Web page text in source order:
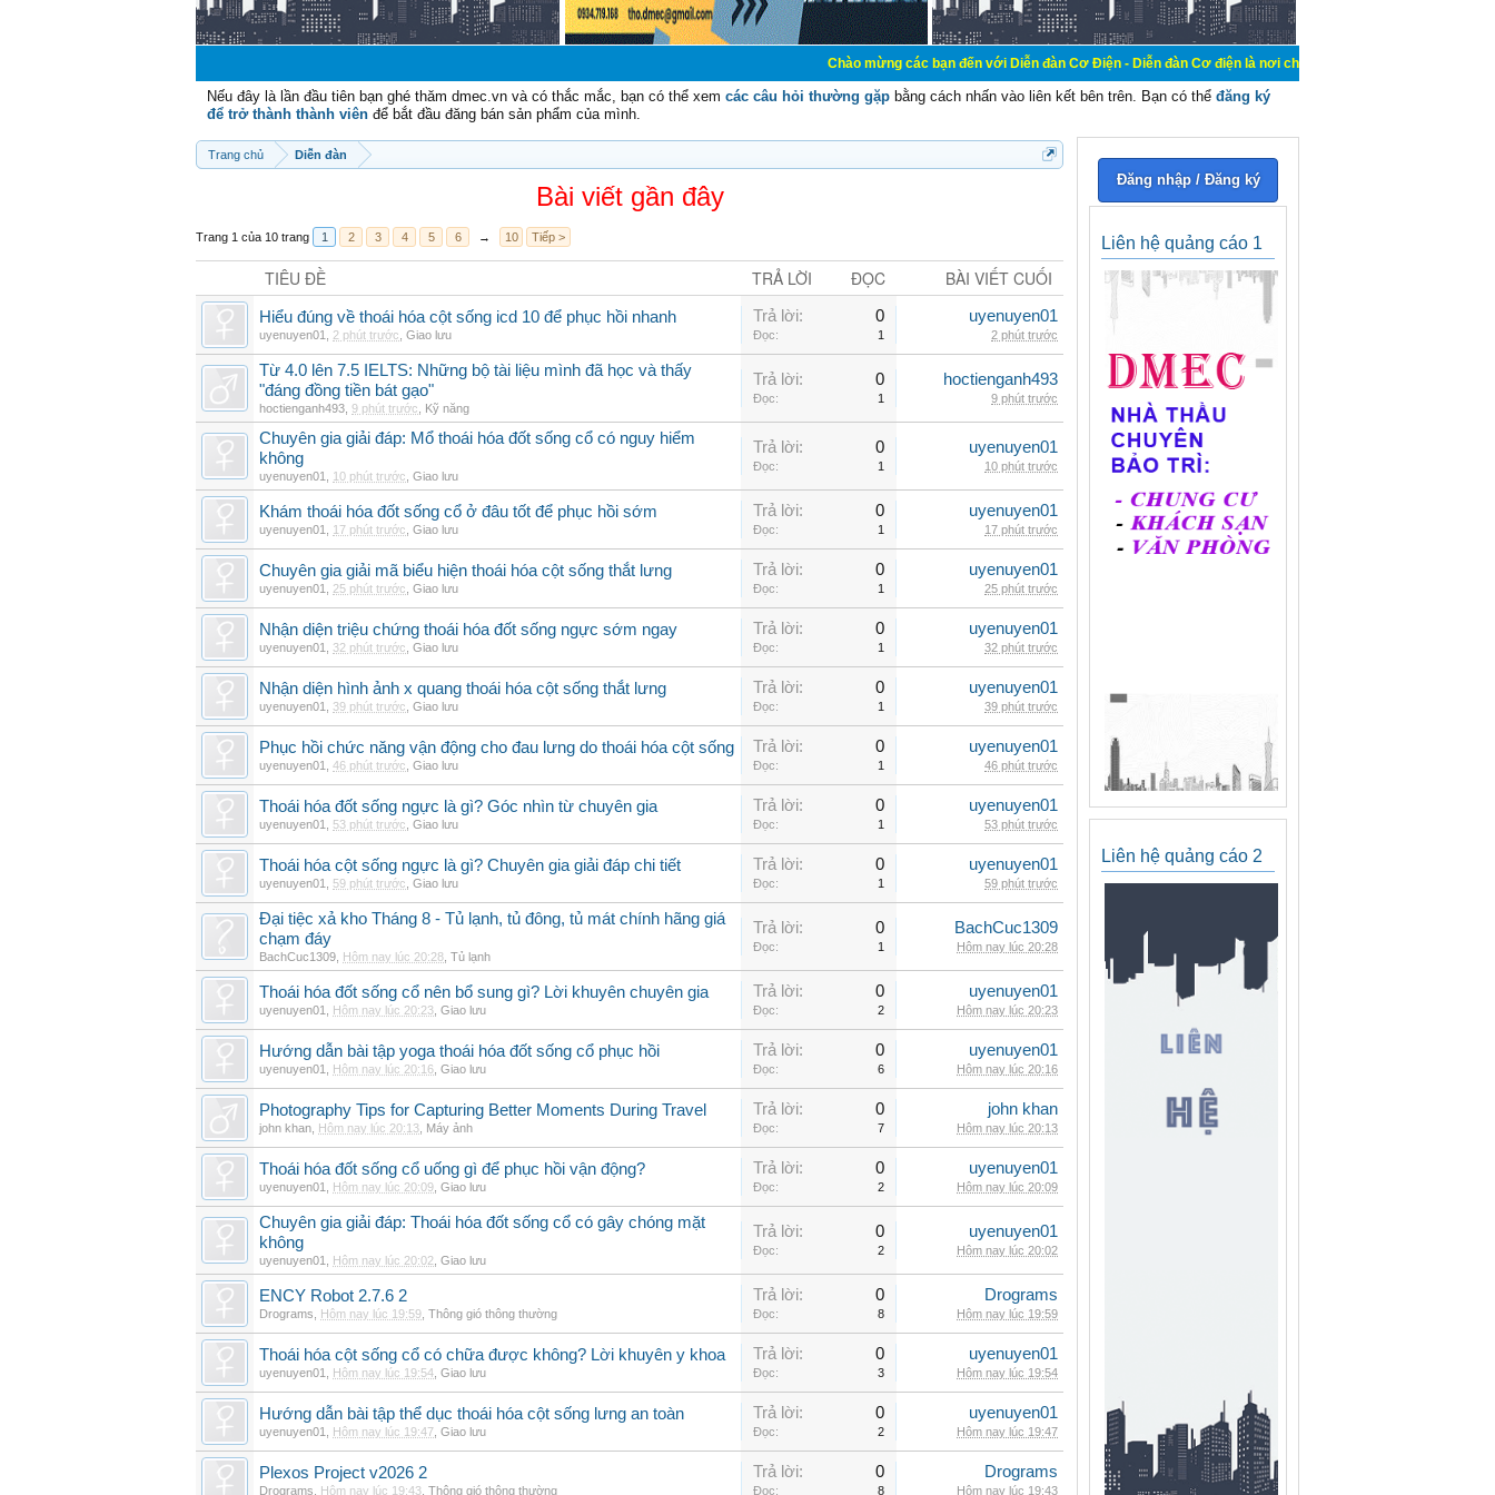
Chào mừng các bạn đến với Diễn đàn Cơ Điện - Diễn đàn Cơ điện là nơi chia sẽ kiến thức kinh nghiệm trong lãnh
Nếu đây là lần đầu tiên bạn ghé thăm dmec.vn và có thắc mắc, bạn có thể xem các câu hỏi thường gặp bằng cách nhấn vào liên kết bên trên. Bạn có thể đăng ký
để trở thành thành viên để bắt đầu đăng bán sản phẩm của mình.
Trang chủ Diễn đàn
Bài viết gần đây
Trang 1 của 10 trang 1 2 3 4 5 6 → 10 Tiếp >
TIÊU ĐỀ TRẢ LỜI ĐỌC BÀI VIẾT CUỐI
Hiểu đúng về thoái hóa cột sống icd 10 để phục hồi nhanh
uyenuyen01 2 phút trước Giao lưu
Trả lời: 0
Đọc: 1
uyenuyen01
2 phút trước
Từ 4.0 lên 7.5 IELTS: Những bộ tài liệu mình đã học và thấy
"đáng đồng tiền bát gạo"
hoctienganh493 9 phút trước Kỹ năng
Trả lời: 0
Đọc: 1
hoctienganh493
9 phút trước
Chuyên gia giải đáp: Mổ thoái hóa đốt sống cổ có nguy hiểm
không
uyenuyen01 10 phút trước Giao lưu
Trả lời: 0
Đọc: 1
uyenuyen01
10 phút trước
Khám thoái hóa đốt sống cổ ở đâu tốt để phục hồi sớm
uyenuyen01 17 phút trước Giao lưu
Trả lời: 0
Đọc: 1
uyenuyen01
17 phút trước
Chuyên gia giải mã biểu hiện thoái hóa cột sống thắt lưng
uyenuyen01 25 phút trước Giao lưu
Trả lời: 0
Đọc: 1
uyenuyen01
25 phút trước
Nhận diện triệu chứng thoái hóa đốt sống ngực sớm ngay
uyenuyen01 32 phút trước Giao lưu
Trả lời: 0
Đọc: 1
uyenuyen01
32 phút trước
Nhận diện hình ảnh x quang thoái hóa cột sống thắt lưng
uyenuyen01 39 phút trước Giao lưu
Trả lời: 0
Đọc: 1
uyenuyen01
39 phút trước
Phục hồi chức năng vận động cho đau lưng do thoái hóa cột sống
uyenuyen01 46 phút trước Giao lưu
Trả lời: 0
Đọc: 1
uyenuyen01
46 phút trước
Thoái hóa đốt sống ngực là gì? Góc nhìn từ chuyên gia
uyenuyen01 53 phút trước Giao lưu
Trả lời: 0
Đọc: 1
uyenuyen01
53 phút trước
Thoái hóa cột sống ngực là gì? Chuyên gia giải đáp chi tiết
uyenuyen01 59 phút trước Giao lưu
Trả lời: 0
Đọc: 1
uyenuyen01
59 phút trước
Đại tiệc xả kho Tháng 8 - Tủ lạnh, tủ đông, tủ mát chính hãng giá
chạm đáy
BachCuc1309 Hôm nay lúc 20:28 Tủ lạnh
Trả lời: 0
Đọc: 1
BachCuc1309
Hôm nay lúc 20:28
Thoái hóa đốt sống cổ nên bổ sung gì? Lời khuyên chuyên gia
uyenuyen01 Hôm nay lúc 20:23 Giao lưu
Trả lời: 0
Đọc: 2
uyenuyen01
Hôm nay lúc 20:23
Hướng dẫn bài tập yoga thoái hóa đốt sống cổ phục hồi
uyenuyen01 Hôm nay lúc 20:16 Giao lưu
Trả lời: 0
Đọc: 6
uyenuyen01
Hôm nay lúc 20:16
Photography Tips for Capturing Better Moments During Travel
john khan Hôm nay lúc 20:13 Máy ảnh
Trả lời: 0
Đọc: 7
john khan
Hôm nay lúc 20:13
Thoái hóa đốt sống cổ uống gì để phục hồi vận động?
uyenuyen01 Hôm nay lúc 20:09 Giao lưu
Trả lời: 0
Đọc: 2
uyenuyen01
Hôm nay lúc 20:09
Chuyên gia giải đáp: Thoái hóa đốt sống cổ có gây chóng mặt
không
uyenuyen01 Hôm nay lúc 20:02 Giao lưu
Trả lời: 0
Đọc: 2
uyenuyen01
Hôm nay lúc 20:02
ENCY Robot 2.7.6 2
Drograms Hôm nay lúc 19:59 Thông gió thông thường
Trả lời: 0
Đọc: 8
Drograms
Hôm nay lúc 19:59
Thoái hóa cột sống cổ có chữa được không? Lời khuyên y khoa
uyenuyen01 Hôm nay lúc 19:54 Giao lưu
Trả lời: 0
Đọc: 3
uyenuyen01
Hôm nay lúc 19:54
Hướng dẫn bài tập thể dục thoái hóa cột sống lưng an toàn
uyenuyen01 Hôm nay lúc 19:47 Giao lưu
Trả lời: 0
Đọc: 2
uyenuyen01
Hôm nay lúc 19:47
Plexos Project v2026 2
Drograms Hôm nay lúc 19:43 Thông gió thông thường
Trả lời: 0
Đọc: 8
Drograms
Hôm nay lúc 19:43
Đăng nhập / Đăng ký
Liên hệ quảng cáo 1
Liên hệ quảng cáo 2